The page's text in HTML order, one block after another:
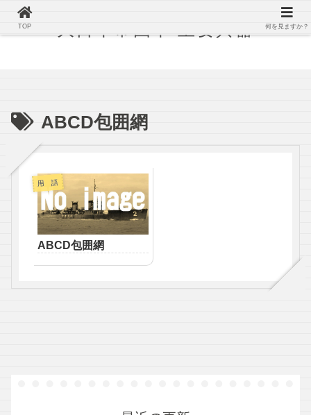
ABCD包囲網
用 語
ABCD包囲網
TOP 何を見ますか？